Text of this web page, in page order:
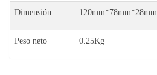
Dimensión
Peso neto 0.25Kg